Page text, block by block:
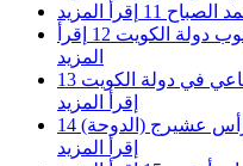
الصباح 11 إقرأ المزيد
دولة الكويت 12 إقرأ
المزيد
في دولة الكويت 13
إقرأ المزيد
عشيرج (الدوحة) 14
إقرأ المزيد